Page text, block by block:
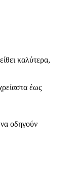
καλύτερα,
έως
οδηγούν